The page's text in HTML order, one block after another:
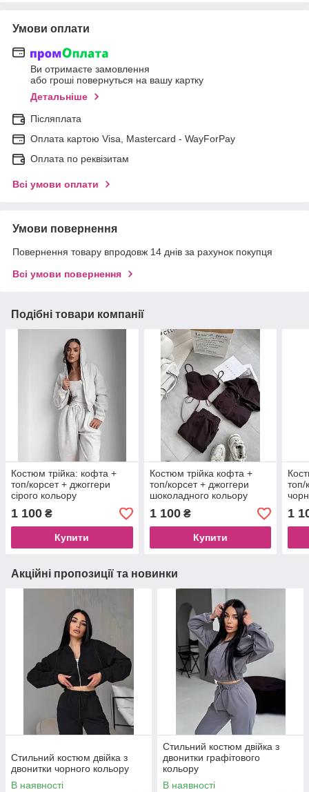
Умови оплати
Ви отримаєте замовлення
або гроші повернуться на вашу картку
Детальніше
Післяплата
Оплата картою Visa, Mastercard - WayForPay
Оплата по реквізитам
Всі умови оплати
Умови повернення
Повернення товару впродовж 14 днів за рахунок покупця
Всі умови повернення
Подібні товари компанії
Костюм трійка: кофта +
топ/корсет + джоггери
сірого кольору
1 100 ₴
Купити
Костюм трійка кофта +
топ/корсет + джоггери
шоколадного кольору
1 100₴
Купити
топ/
1
Акційні пропозиції та новинки
Стильний костюм двійка з
двонитки чорного кольору
В наявності
Стильний костюм двійка з
двонитки графітового
кольору
В наявності